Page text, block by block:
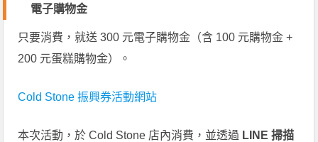
電子購物金
只要消費，就送 300 元電子購物金（含 100 元購物金 +
200 元蛋糕購物金）。
Cold Stone 振興券活動網站
本次活動，於 Cold Stone 店內消費，並透過 LINE 掃描